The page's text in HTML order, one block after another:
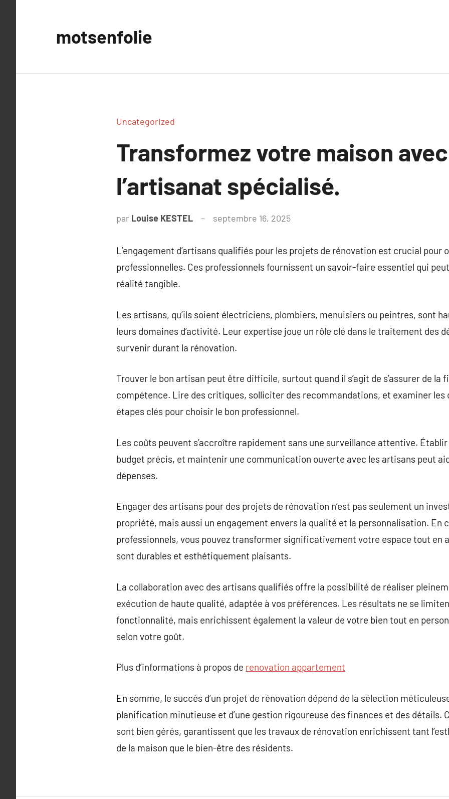
motsenfolie
Uncategorized
Transformez votre maison avec
l’artisanat spécialisé.
par Louise KESTEL septembre 16, 2025
L’engagement d’artisans qualifiés pour les projets de rénovation est crucial pour
professionnelles. Ces professionnels fournissent un savoir-faire essentiel qui
réalité tangible.
Les artisans, qu’ils soient électriciens, plombiers, menuisiers ou peintres, sont
leurs domaines d’activité. Leur expertise joue un rôle clé dans le traitement des
survenir durant la rénovation.
Trouver le bon artisan peut être difficile, surtout quand il s’agit de s’assurer de la
compétence. Lire des critiques, solliciter des recommandations, et examiner
étapes clés pour choisir le bon professionnel.
Les coûts peuvent s’accroître rapidement sans une surveillance attentive.
budget précis, et maintenir une communication ouverte avec les artisans peut
dépenses.
Engager des artisans pour des projets de rénovation n’est pas seulement un
propriété, mais aussi un engagement envers la qualité et la personnalisation. En
professionnels, vous pouvez transformer significativement votre espace tout en
sont durables et esthétiquement plaisants.
La collaboration avec des artisans qualifiés offre la possibilité de réaliser
exécution de haute qualité, adaptée à vos préférences. Les résultats ne se
fonctionnalité, mais enrichissent également la valeur de votre bien tout en
selon votre goût.
Plus d’informations à propos de renovation appartement
En somme, le succès d’un projet de rénovation dépend de la sélection
planification minutieuse et d’une gestion rigoureuse des finances et des détails.
sont bien gérés, garantissent que les travaux de rénovation enrichissent tant
de la maison que le bien-être des résidents.